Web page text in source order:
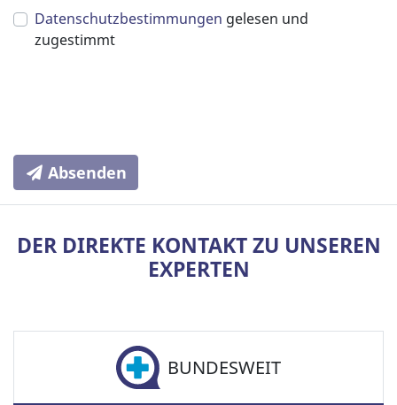
Datenschutzbestimmungen gelesen und
zugestimmt
Absenden
DER DIREKTE KONTAKT ZU UNSEREN
EXPERTEN
BUNDESWEIT